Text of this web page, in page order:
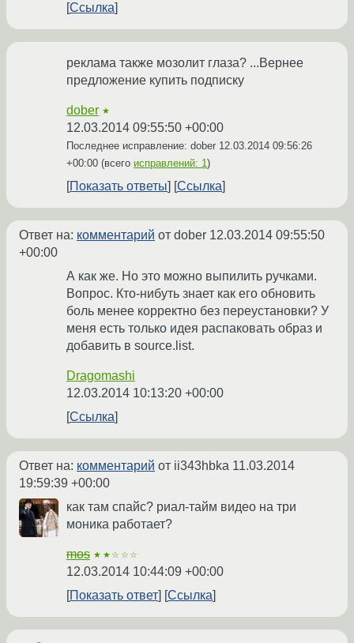
Ссылка
реклама также мозолит глаза? ...Вернее
предложение купить подписку
dober ★
12.03.2014 09:55:50 +00:00
Последнее исправление: dober 12.03.2014 09:56:26
+00:00 (всего исправлений: 1)
Показать ответы Ссылка
Ответ на: комментарий от dober 12.03.2014 09:55:50
+00:00
А как же. Но это можно выпилить ручками.
Вопрос. Кто-нибуть знает как его обновить
боль менее корректно без переустановки? У
меня есть только идея распаковать образ и
добавить в source.list.
Dragomashi
12.03.2014 10:13:20 +00:00
Ссылка
Ответ на: комментарий от ii343hbka 11.03.2014
19:59:39 +00:00
как там спайс? риал-тайм видео на три
моника работает?
mos ★★☆☆☆
12.03.2014 10:44:09 +00:00
Показать ответ
Ссылка